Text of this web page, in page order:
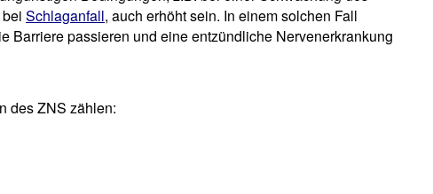
Schlaganfall, auch erhöht sein. In einem solchen Fall
Barriere passieren und eine entzündliche Nervenerkrankung
des ZNS zählen: